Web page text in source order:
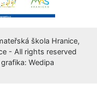
škola Hranice,
- All rights reserved
Wedipa